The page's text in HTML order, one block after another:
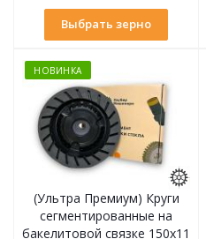
Выбрать зерно
НОВИНКА
(Ультра Премиум) Круги
сегментированные на
бакелитовой связке 150х11